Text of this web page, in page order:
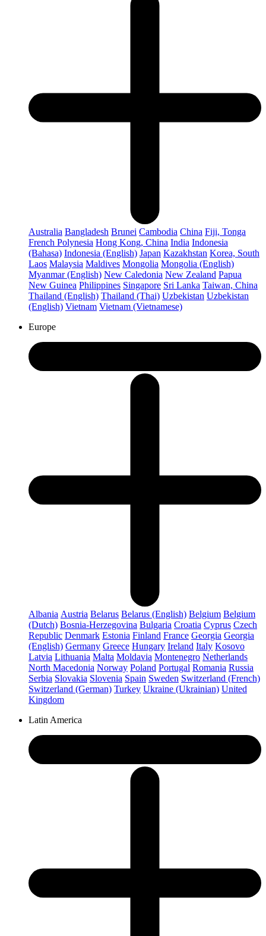
Australia Bangladesh Brunei Cambodia China Fiji, Tonga
French Polynesia Hong Kong, China India Indonesia
(Bahasa) Indonesia (English) Japan Kazakhstan Korea, South
Laos Malaysia Maldives Mongolia Mongolia (English)
Myanmar (English) New Caledonia New Zealand Papua
New Guinea Philippines Singapore Sri Lanka Taiwan, China
Thailand (English) Thailand (Thai) Uzbekistan Uzbekistan
(English) Vietnam Vietnam (Vietnamese)
Europe
Albania Austria Belarus Belarus (English) Belgium Belgium
(Dutch) Bosnia-Herzegovina Bulgaria Croatia Cyprus Czech
Republic Denmark Estonia Finland France Georgia Georgia
(English) Germany Greece Hungary Ireland Italy Kosovo
Latvia Lithuania Malta Moldavia Montenegro Netherlands
North Macedonia Norway Poland Portugal Romania Russia
Serbia Slovakia Slovenia Spain Sweden Switzerland (French)
Switzerland (German) Turkey Ukraine (Ukrainian) United
Kingdom
Latin America